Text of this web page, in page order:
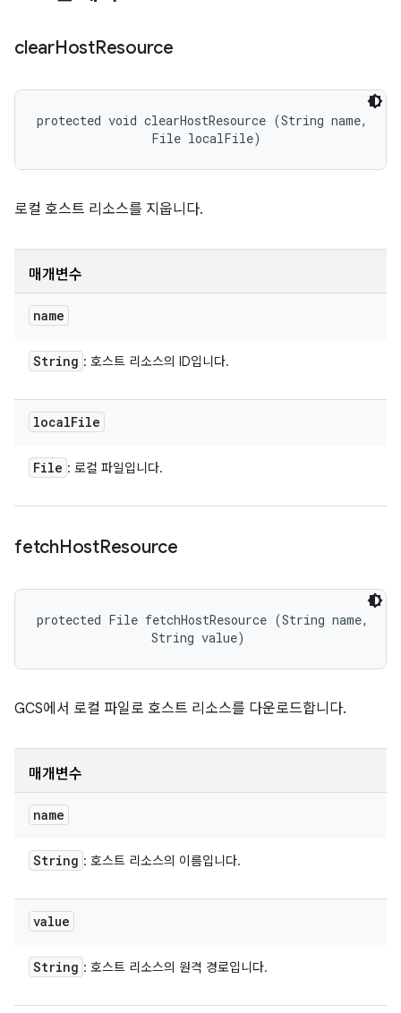
clearHostResource
protected void clearHostResource (String name,
                File localFile)
로컬 호스트 리소스를 지웁니다.
매개변수
name
String : 호스트 리소스의 ID입니다.
localFile
File : 로컬 파일입니다.
fetchHostResource
protected File fetchHostResource (String name,
                String value)
GCS에서 로컬 파일로 호스트 리소스를 다운로드합니다.
매개변수
name
String : 호스트 리소스의 이름입니다.
value
String : 호스트 리소스의 원격 경로입니다.